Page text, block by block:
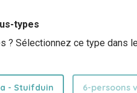
types
Sélectionnez ce type dans
- Stuifduin 6-persoons